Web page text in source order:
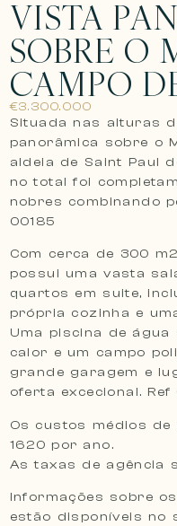
VISTA
SOBRE O
CAMPO
€3.300.000
Situada nas alturas
panorâmica sobre o
aldeia de Saint Paul
no total foi
nobres combinando
00185
Com cerca de 300
possui uma vasta
quartos em suite,
própria cozinha e
Uma piscina de
calor e um campo
grande garagem e
oferta excecional. Ref
Os custos médios de
1620 por ano.
As taxas de agência
Informações sobre
estão disponíveis no